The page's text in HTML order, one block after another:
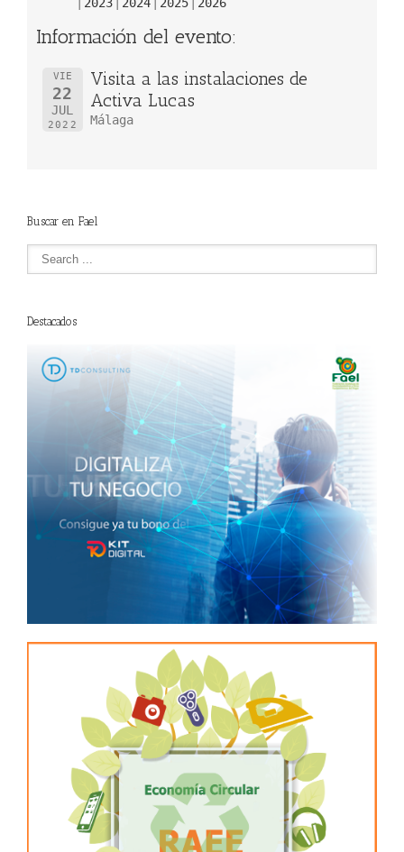
2023 2024 2025 2026
Información del evento:
VIE
22
JUL
2022
Visita a las instalaciones de
Activa Lucas
Málaga
Buscar en Fael
Destacados